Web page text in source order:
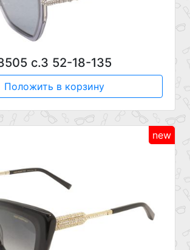
с.3 52-18-135
Положить в корзину
new